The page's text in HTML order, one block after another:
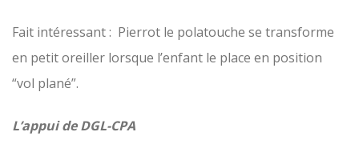
Fait intéressant : Pierrot le polatouche se transforme
en petit oreiller lorsque l’enfant le place en position
“vol plané”.
L’appui de DGL-CPA